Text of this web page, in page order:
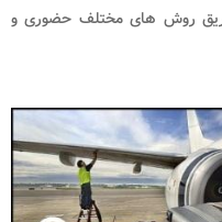
طریق روش های مختلف حضوری و